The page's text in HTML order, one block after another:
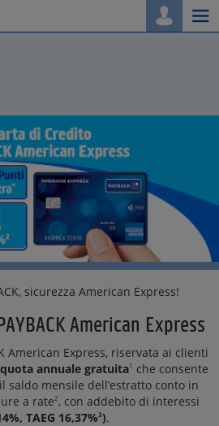
sicurezza American Express!
American Express
American Express, riservata ai clienti
quota annuale gratuita1
che consente
saldo mensile dell’estratto conto in
a rate2, con addebito di interessi
TAEG 16,37%3).